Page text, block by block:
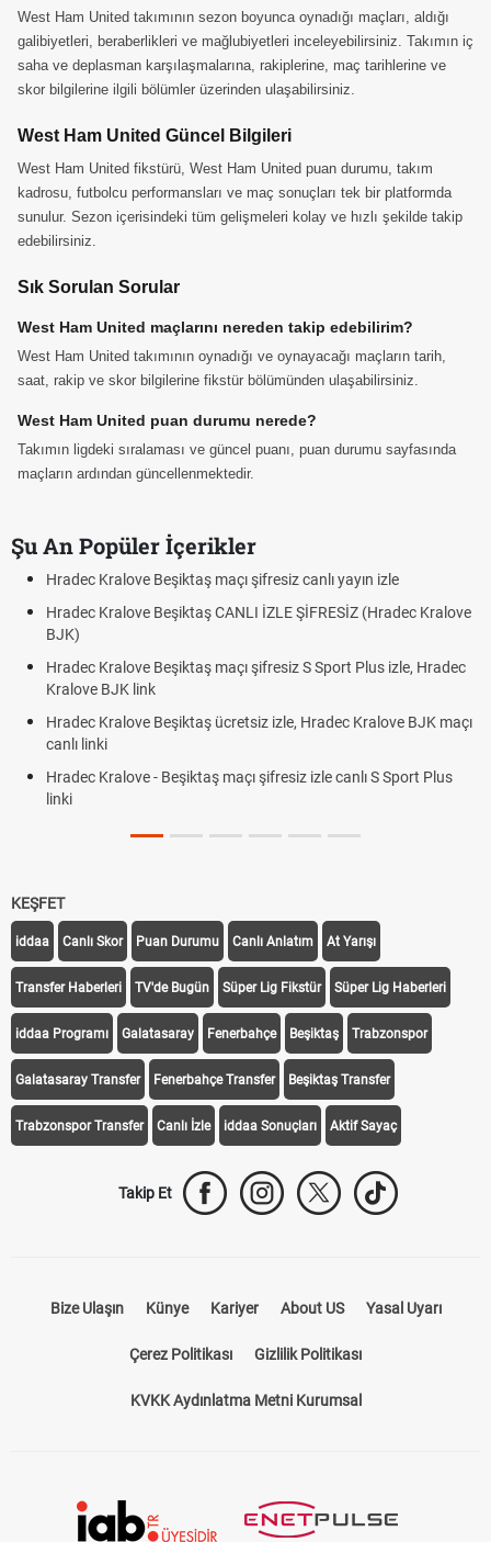
West Ham United takımının sezon boyunca oynadığı maçları, aldığı
galibiyetleri, beraberlikleri ve mağlubiyetleri inceleyebilirsiniz. Takımın iç
saha ve deplasman karşılaşmalarına, rakiplerine, maç tarihlerine ve
skor bilgilerine ilgili bölümler üzerinden ulaşabilirsiniz.
West Ham United Güncel Bilgileri
West Ham United fikstürü, West Ham United puan durumu, takım
kadrosu, futbolcu performansları ve maç sonuçları tek bir platformda
sunulur. Sezon içerisindeki tüm gelişmeleri kolay ve hızlı şekilde takip
edebilirsiniz.
Sık Sorulan Sorular
West Ham United maçlarını nereden takip edebilirim?
West Ham United takımının oynadığı ve oynayacağı maçların tarih,
saat, rakip ve skor bilgilerine fikstür bölümünden ulaşabilirsiniz.
West Ham United puan durumu nerede?
Takımın ligdeki sıralaması ve güncel puanı, puan durumu sayfasında
maçların ardından güncellenmektedir.
Şu An Popüler İçerikler
Hradec Kralove Beşiktaş maçı şifresiz canlı yayın izle
Hradec Kralove Beşiktaş CANLI İZLE ŞİFRESİZ (Hradec Kralove
BJK)
Hradec Kralove Beşiktaş maçı şifresiz S Sport Plus izle, Hradec
Kralove BJK link
Hradec Kralove Beşiktaş ücretsiz izle, Hradec Kralove BJK maçı
canlı linki
Hradec Kralove - Beşiktaş maçı şifresiz izle canlı S Sport Plus
linki
KEŞFET
iddaa Canlı Skor Puan Durumu Canlı Anlatım At Yarışı
Transfer Haberleri TV'de Bugün Süper Lig Fikstür Süper Lig Haberleri
iddaa Programı Galatasaray Fenerbahçe Beşiktaş Trabzonspor
Galatasaray Transfer Fenerbahçe Transfer Beşiktaş Transfer
Trabzonspor Transfer Canlı İzle iddaa Sonuçları Aktif Sayaç
Takip Et
Bize Ulaşın Künye Kariyer About US Yasal Uyarı
Çerez Politikası Gizlilik Politikası
KVKK Aydınlatma Metni Kurumsal